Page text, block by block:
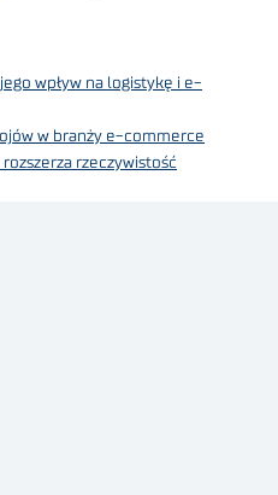
wpływ na logistykę i e-
w branży e-commerce
rozszerza rzeczywistość